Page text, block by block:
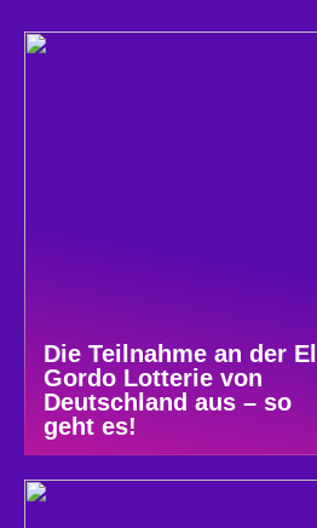
Die Teilnahme an der El
Gordo Lotterie von
Deutschland aus – so
geht es!